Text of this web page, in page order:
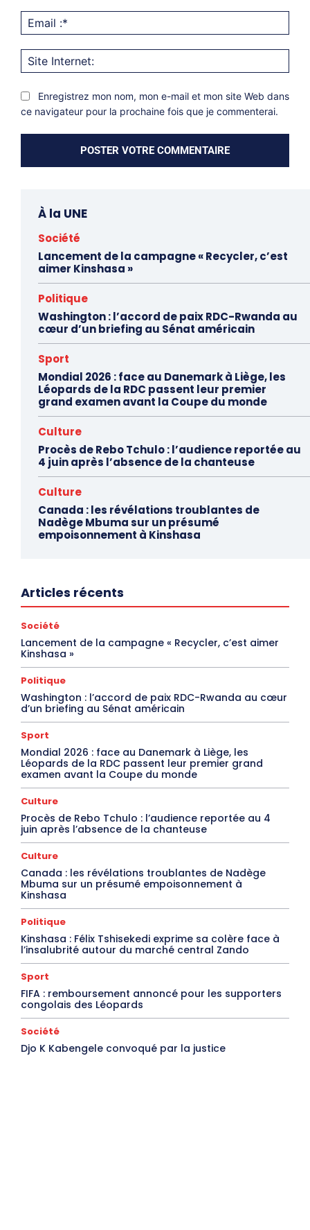
:*
Enregistrez mon nom, mon e-mail et mon site Web dans
ce navigateur pour la prochaine fois que je commenterai.
À la UNE
Société
Lancement de la campagne « Recycler, c’est
aimer Kinshasa »
Politique
Washington : l’accord de paix RDC-Rwanda au
cœur d’un briefing au Sénat américain
Sport
Mondial 2026 : face au Danemark à Liège, les
Léopards de la RDC passent leur premier
grand examen avant la Coupe du monde
Culture
Procès de Rebo Tchulo : l’audience reportée au
4 juin après l’absence de la chanteuse
Culture
Canada : les révélations troublantes de
Nadège Mbuma sur un présumé
empoisonnement à Kinshasa
Articles récents
Société
Lancement de la campagne « Recycler, c’est aimer
Kinshasa »
Politique
Washington : l’accord de paix RDC-Rwanda au cœur
d’un briefing au Sénat américain
Sport
Mondial 2026 : face au Danemark à Liège, les
Léopards de la RDC passent leur premier grand
examen avant la Coupe du monde
Culture
Procès de Rebo Tchulo : l’audience reportée au 4
juin après l’absence de la chanteuse
Culture
Canada : les révélations troublantes de Nadège
Mbuma sur un présumé empoisonnement à
Kinshasa
Politique
Kinshasa : Félix Tshisekedi exprime sa colère face à
l’insalubrité autour du marché central Zando
Sport
FIFA : remboursement annoncé pour les supporters
congolais des Léopards
Société
Djo K Kabengele convoqué par la justice